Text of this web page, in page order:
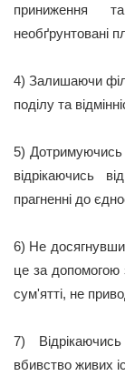
приниження
необґрунтовані
4) Залишаючи
поділу та
5) Дотримуючись
відрікаючись
прагненні до
6) Не
це за допомогою
сум'ятті, не
7)
вбивство живих